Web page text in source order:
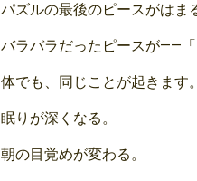
パズルの最後のピースがはま
バラバラだったピースが——「
体でも、同じことが起きます。
眠りが深くなる。
朝の目覚めが変わる。